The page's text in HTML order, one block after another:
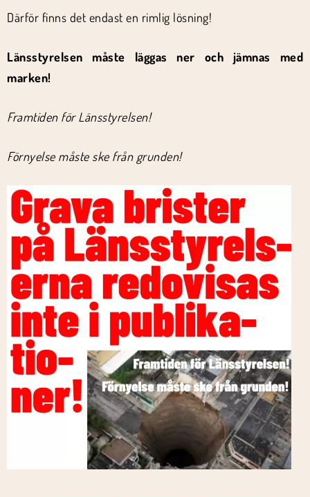
Därför finns det endast en rimlig lösning!
Länsstyrelsen måste läggas ner och jämnas med
marken!
Framtiden för Länsstyrelsen!
Förnyelse måste ske från grunden!